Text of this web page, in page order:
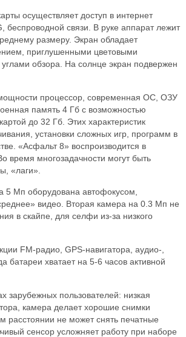
осуществляет доступ в интернет
беспроводной связи. В руке аппарат лежит
размеру. Экран обладает
приглушенными цветовыми
обзора. На солнце экран подвержен
процессор, современная ОС, ОЗУ
память 4 Гб с возможностью
до 32 Гб. Этих характеристик
установки сложных игр, программ в
«Асфальт 8» воспроизводится в
время многозадачности могут быть
«лаги».
5 Мп оборудована автофокусом,
видео. Вторая камера на 0.3 Мп не
в скайпе, для селфи из-за низкого
FM-радио, GPS-навигатора, аудио-,
батареи хватает на 5-6 часов активной
зарубежных пользователей: низкая
камера делает хорошие снимки
расстоянии не может снять печатные
сенсор усложняет работу при наборе